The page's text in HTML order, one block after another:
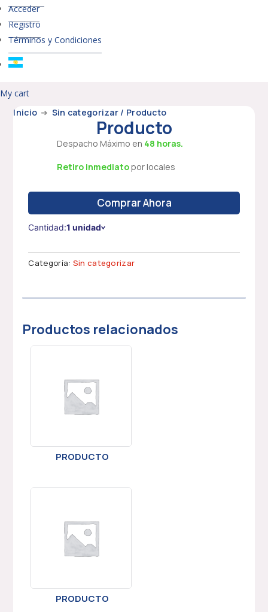
Acceder
Registro
Términos y Condiciones
My cart
Inicio ➜ Sin categorizar / Producto
Producto
Despacho Máximo en 48 horas.
Retiro inmediatopor locales
Comprar Ahora
Cantidad:1 unidad
Categoría: Sin categorizar
Productos relacionados
PRODUCTO
PRODUCTO